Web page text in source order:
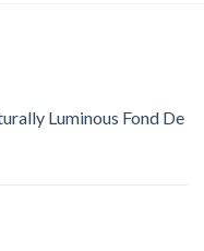
Luminous Fond De